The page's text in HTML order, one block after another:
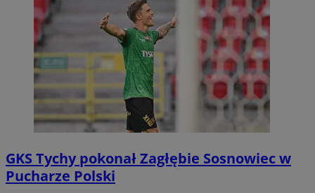
GKS Tychy pokonał Zagłębie Sosnowiec w
Pucharze Polski